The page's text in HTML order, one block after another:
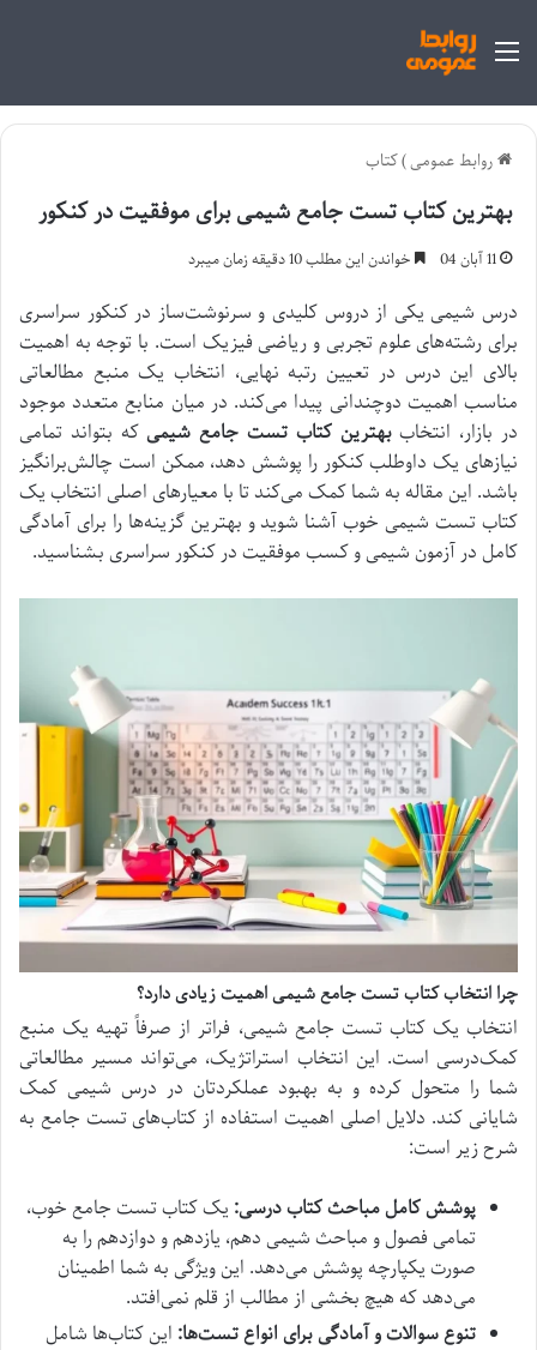
منو
روابط عمومی)کتاب
بهترین کتاب تست جامع شیمی برای موفقیت در کنکور
11 آبان 04 خواندن این مطلب 10 دقیقه زمان میبرد
درس شیمی یکی از دروس کلیدی و سرنوشت‌ساز در کنکور سراسری
برای رشته‌های علوم تجربی و ریاضی فیزیک است. با توجه به اهمیت
بالای این درس در تعیین رتبه نهایی، انتخاب یک منبع مطالعاتی
مناسب اهمیت دوچندانی پیدا می‌کند. در میان منابع متعدد موجود
در بازار، انتخاببهترین کتاب تست جامع شیمیکه بتواند تمامی
نیازهای یک داوطلب کنکور را پوشش دهد، ممکن است چالش‌برانگیز
باشد. این مقاله به شما کمک می‌کند تا با معیارهای اصلی انتخاب یک
کتاب تست شیمی خوب آشنا شوید و بهترین گزینه‌ها را برای آمادگی
کامل در آزمون شیمی و کسب موفقیت در کنکور سراسری بشناسید.
چرا انتخاب کتاب تست جامع شیمی اهمیت زیادی دارد؟
انتخاب یک کتاب تست جامع شیمی، فراتر از صرفاً تهیه یک منبع
کمک‌درسی است. این انتخاب استراتژیک، می‌تواند مسیر مطالعاتی
شما را متحول کرده و به بهبود عملکردتان در درس شیمی کمک
شایانی کند. دلایل اصلی اهمیت استفاده از کتاب‌های تست جامع به
شرح زیر است:
پوشش کامل مباحث کتاب درسی: یک کتاب تست جامع خوب،
تمامی فصول و مباحث شیمی دهم، یازدهم و دوازدهم را به
صورت یکپارچه پوشش می‌دهد. این ویژگی به شما اطمینان
می‌دهد که هیچ بخشی از مطالب از قلم نمی‌افتد.
تنوع سوالات و آمادگی برای انواع تست‌ها: این کتاب‌ها شامل